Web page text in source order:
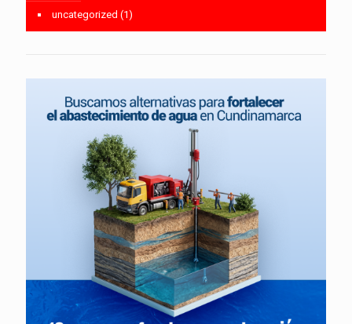
uncategorized (1)